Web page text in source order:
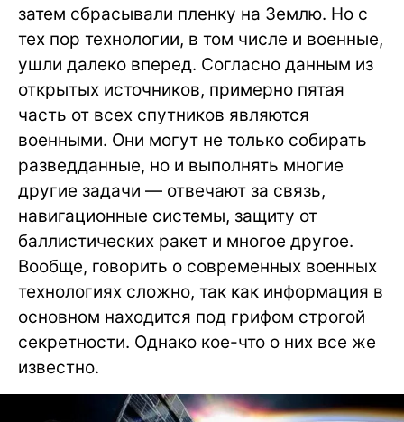
затем сбрасывали пленку на Землю. Но с
тех пор технологии, в том числе и военные,
ушли далеко вперед. Согласно данным из
открытых источников, примерно пятая
часть от всех спутников являются
военными. Они могут не только собирать
разведданные, но и выполнять многие
другие задачи — отвечают за связь,
навигационные системы, защиту от
баллистических ракет и многое другое.
Вообще, говорить о современных военных
технологиях сложно, так как информация в
основном находится под грифом строгой
секретности. Однако кое-что о них все же
известно.